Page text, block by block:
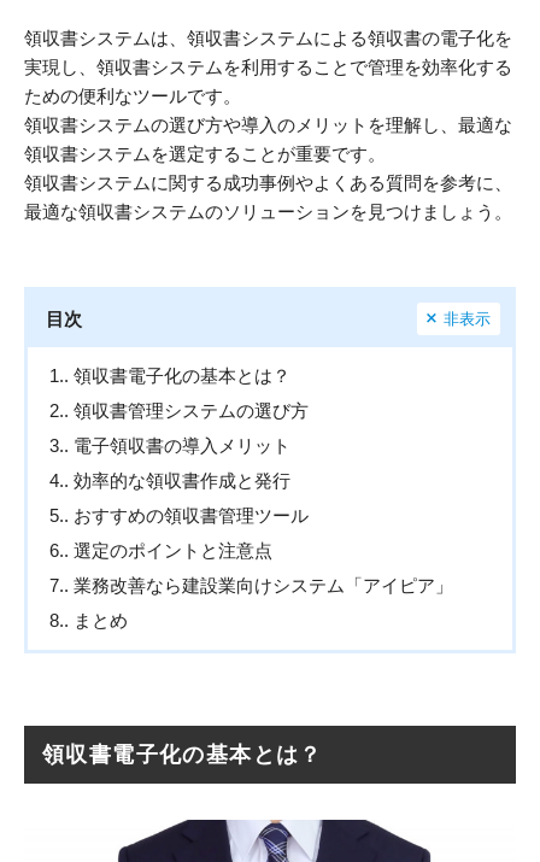
領収書システムは、領収書システムによる領収書の電子化を
実現し、領収書システムを利用することで管理を効率化する
ための便利なツールです。
領収書システムの選び方や導入のメリットを理解し、最適な
領収書システムを選定することが重要です。
領収書システムに関する成功事例やよくある質問を参考に、
最適な領収書システムのソリューションを見つけましょう。
目次 非表示
1. 領収書電子化の基本とは？
2. 領収書管理システムの選び方
3. 電子領収書の導入メリット
4. 効率的な領収書作成と発行
5. おすすめの領収書管理ツール
6. 選定のポイントと注意点
7. 業務改善なら建設業向けシステム「アイピア」
8.
まとめ
領収書電子化の基本とは？